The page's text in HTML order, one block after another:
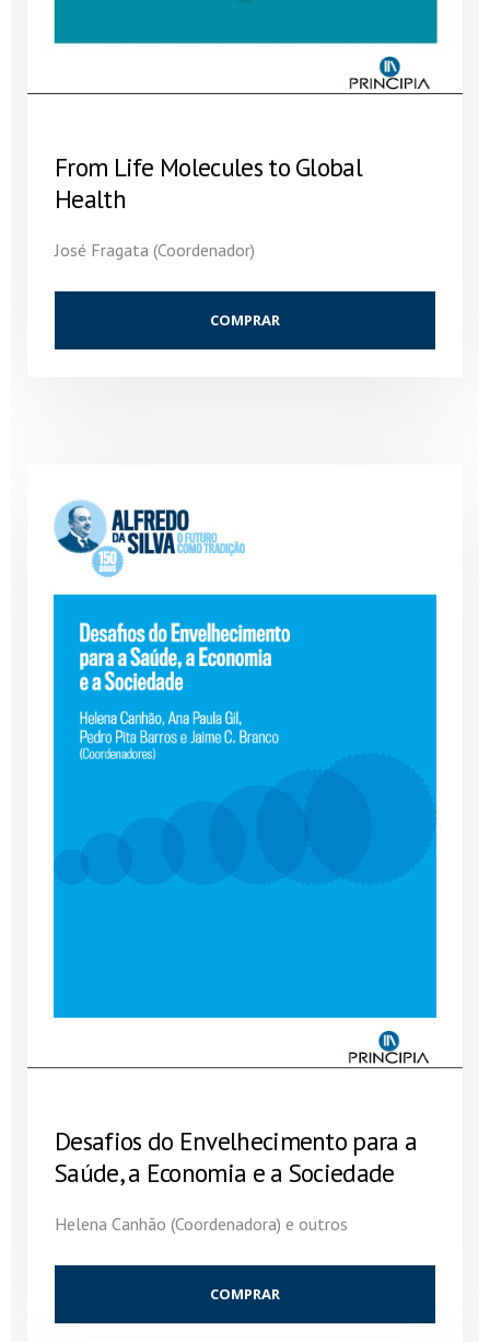
From Life Molecules to Global
Health
José Fragata (Coordenador)
COMPRAR
Desafios do Envelhecimento para a
Saúde, a Economia e a Sociedade
Helena Canhão (Coordenadora) e outros
COMPRAR